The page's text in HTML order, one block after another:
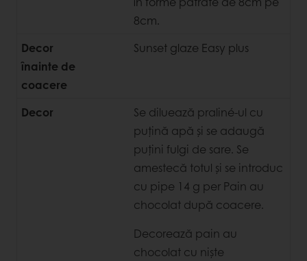
8cm.
Decor
înainte de
coacere
Sunset glaze Easy plus
Decor
Se diluează praliné-ul cu
puțină apă și se adaugă
puțini fulgi de sare. Se
amestecă totul și se introduc
cu pipe 14 g per Pain au
chocolat după coacere.
Decorează pain au
chocolat cu niște